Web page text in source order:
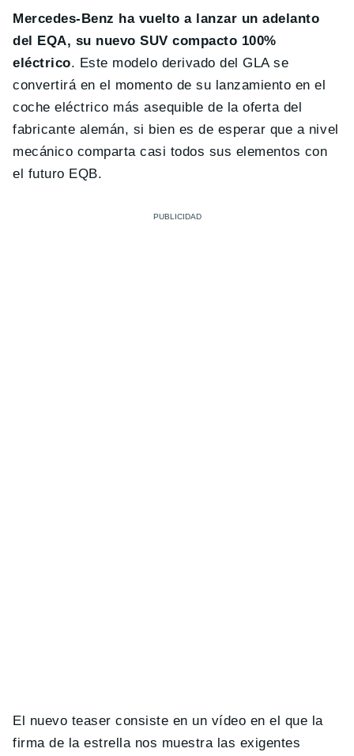
Mercedes-Benz ha vuelto a lanzar un adelanto
del EQA, su nuevo SUV compacto 100%
eléctrico. Este modelo derivado del GLA se
convertirá en el momento de su lanzamiento en el
coche eléctrico más asequible de la oferta del
fabricante alemán, si bien es de esperar que a nivel
mecánico comparta casi todos sus elementos con
el futuro EQB.
El nuevo teaser consiste en un vídeo en el que la
firma de la estrella nos muestra las exigentes